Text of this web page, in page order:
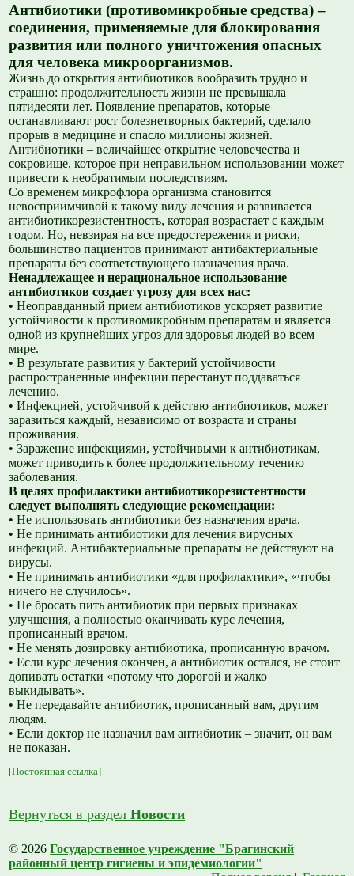
Антибиотики (противомикробные средства) –
соединения, применяемые для блокирования
развития или полного уничтожения опасных
для человека микроорганизмов.
Жизнь до открытия антибиотиков вообразить трудно и
страшно: продолжительность жизни не превышала
пятидесяти лет. Появление препаратов, которые
останавливают рост болезнетворных бактерий, сделало
прорыв в медицине и спасло миллионы жизней.
Антибиотики – величайшее открытие человечества и
сокровище, которое при неправильном использовании может
привести к необратимым последствиям.
Со временем микрофлора организма становится
невосприимчивой к такому виду лечения и развивается
антибиотикорезистентность, которая возрастает с каждым
годом. Но, невзирая на все предостережения и риски,
большинство пациентов принимают антибактериальные
препараты без соответствующего назначения врача.
Ненадлежащее и нерациональное использование
антибиотиков создает угрозу для всех нас:
• Неоправданный прием антибиотиков ускоряет развитие
устойчивости к противомикробным препаратам и является
одной из крупнейших угроз для здоровья людей во всем
мире.
• В результате развития у бактерий устойчивости
распространенные инфекции перестанут поддаваться
лечению.
• Инфекцией, устойчивой к действю антибиотиков, может
заразиться каждый, независимо от возраста и страны
проживания.
• Заражение инфекциями, устойчивыми к антибиотикам,
может приводить к более продолжительному течению
заболевания.
В целях профилактики антибиотикорезистентности
следует выполнять следующие рекомендации:
• Не использовать антибиотики без назначения врача.
• Не принимать антибиотики для лечения вирусных
инфекций. Антибактериальные препараты не действуют на
вирусы.
• Не принимать антибиотики «для профилактики», «чтобы
ничего не случилось».
• Не бросать пить антибиотик при первых признаках
улучшения, а полностью оканчивать курс лечения,
прописанный врачом.
• Не менять дозировку антибиотика, прописанную врачом.
• Если курс лечения окончен, а антибиотик остался, не стоит
допивать остатки «потому что дорогой и жалко
выкидывать».
• Не передавайте антибиотик, прописанный вам, другим
людям.
• Если доктор не назначил вам антибиотик – значит, он вам
не показан.
[Постоянная ссылка]
Вернуться в разделНовости
© 2026Государственное учреждение "Брагинский
районный центр гигиены и эпидемиологии"